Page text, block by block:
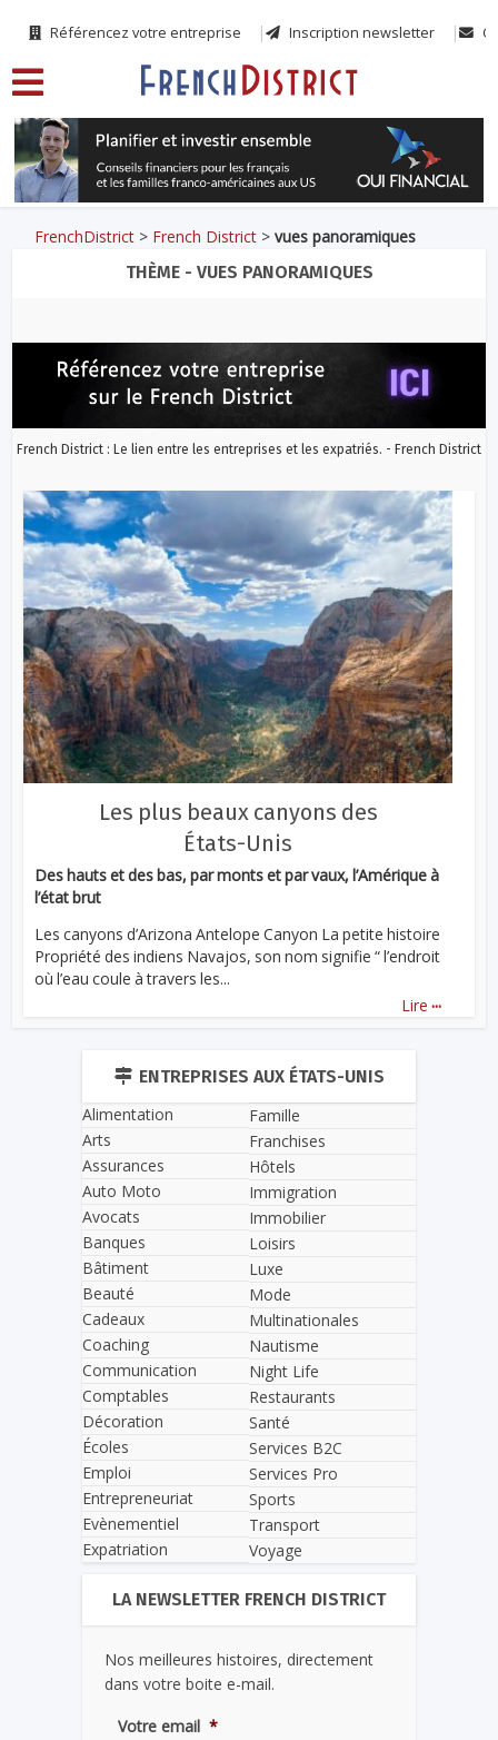
Référencez votre entreprise Inscription newsletter
FrenchDistrict > French District >vues panoramiques
THÈME - VUES PANORAMIQUES
French District : Le lien entre les entreprises et les expatriés. - French District
Les plus beaux canyons des
États-Unis
Des hauts et des bas, par monts et par vaux, l’Amérique à
l’état brut
Les canyons d’Arizona Antelope Canyon La petite histoire
Propriété des indiens Navajos, son nom signifie “ l’endroit
où l’eau coule à travers les...
Lire ...
ENTREPRISES AUX ÉTATS-UNIS
Alimentation
Arts
Assurances
Auto Moto
Avocats
Banques
Bâtiment
Beauté
Cadeaux
Coaching
Communication
Comptables
Décoration
Écoles
Emploi
Entrepreneuriat
Evènementiel
Expatriation
Famille
Franchises
Hôtels
Immigration
Immobilier
Loisirs
Luxe
Mode
Multinationales
Nautisme
Night Life
Restaurants
Santé
Services B2C
Services Pro
Sports
Transport
Voyage
LA NEWSLETTER FRENCH DISTRICT
Nos meilleures histoires, directement
dans votre boite e-mail.
Votre email *